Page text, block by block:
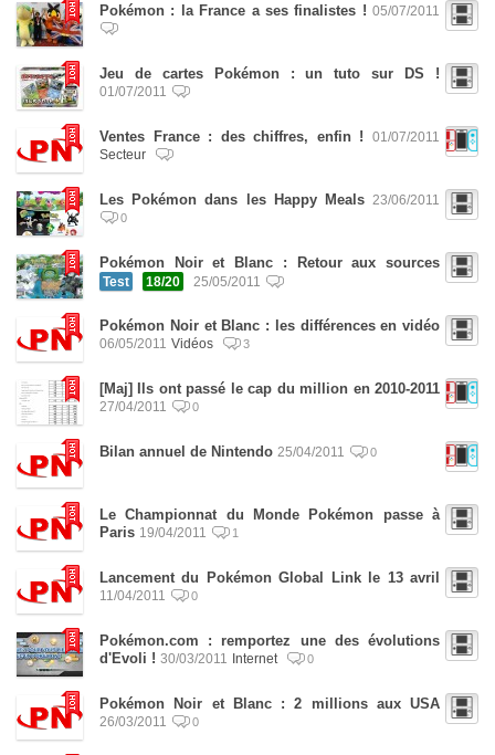
Pokémon : la France a ses finalistes ! 05/07/2011
Jeu de cartes Pokémon : un tuto sur DS !
01/07/2011
Ventes France : des chiffres, enfin !
01/07/2011
Secteur
Les Pokémon dans les Happy Meals 23/06/2011
0
Pokémon Noir et Blanc : Retour aux sources
Test 18/20 25/05/2011
Pokémon Noir et Blanc : les différences en vidéo
06/05/2011 Vidéos 3
[Maj] Ils ont passé le cap du million en 2010-2011
27/04/2011 0
Bilan annuel de Nintendo 25/04/2011 0
Le Championnat du Monde Pokémon passe à
Paris 19/04/2011 1
Lancement du Pokémon Global Link le 13 avril
11/04/2011 0
Pokémon.com : remportez une des évolutions
d'Evoli ! 30/03/2011 Internet 0
Pokémon Noir et Blanc : 2 millions aux USA
26/03/2011 0